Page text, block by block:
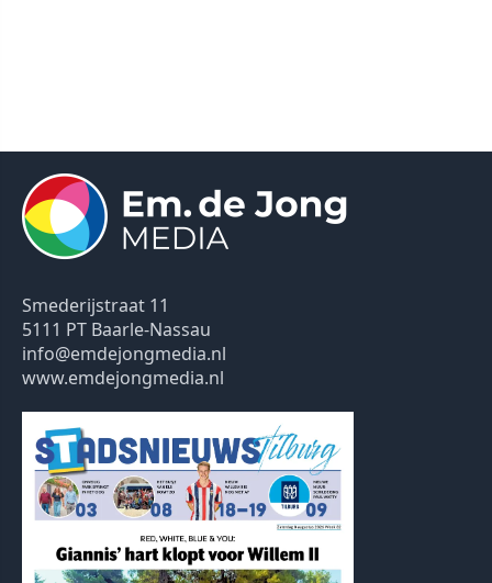
Smederijstraat 11
5111 PT Baarle-Nassau
info@emdejongmedia.nl
www.emdejongmedia.nl